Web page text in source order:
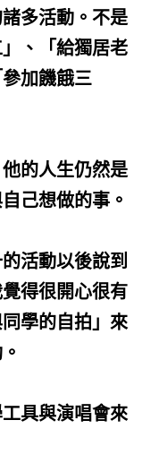
多活動。不是
」、「給獨居老
加饑餓三
的人生仍然是
己想做的事。
活動以後說到
覺得很開心很有
學的自拍」來
具與演唱會來